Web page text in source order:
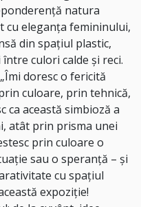
natura
cu eleganța femininului,
din spațiul plastic,
culori calde și reci.
doresc o fericită
culoare, prin tehnică,
ca această simbioză a
atât prin prisma unei
prin culoare o
sau o speranță – și
cu spațiul
expoziție!